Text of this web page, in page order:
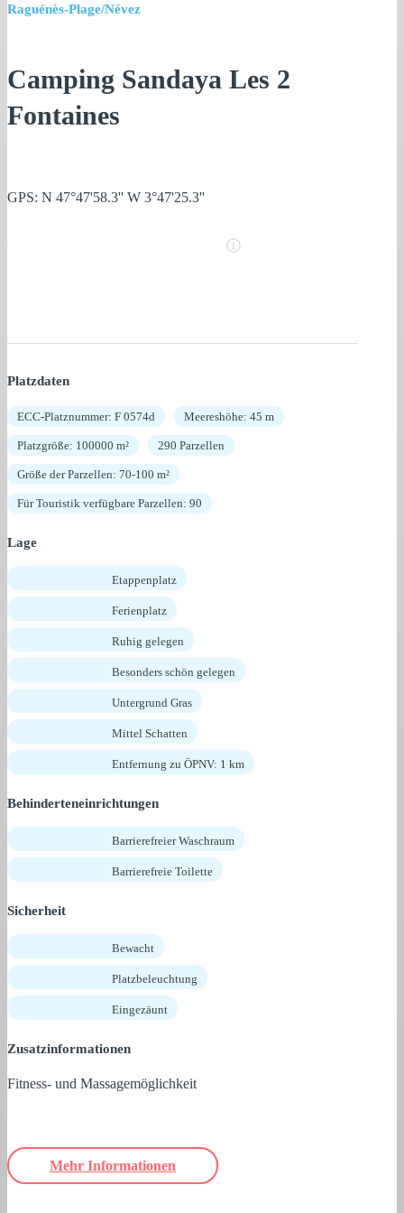
Raguénès-Plage/Névez
Camping Sandaya Les 2
Fontaines
GPS: N 47°47'58.3'' W 3°47'25.3''
Platzdaten
ECC-Platznummer: F 0574d Meereshöhe: 45 m
Platzgröße: 100000 m² 290 Parzellen
Größe der Parzellen: 70-100 m²
Für Touristik verfügbare Parzellen: 90
Lage
Etappenplatz
Ferienplatz
Ruhig gelegen
Besonders schön gelegen
Untergrund Gras
Mittel Schatten
Entfernung zu ÖPNV: 1 km
Behinderteneinrichtungen
Barrierefreier Waschraum
Barrierefreie Toilette
Sicherheit
Bewacht
Platzbeleuchtung
Eingezäunt
Zusatzinformationen
Fitness- und Massagemöglichkeit
Mehr Informationen